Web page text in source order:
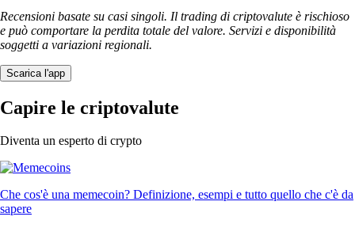
Recensioni basate su casi singoli. Il trading di criptovalute è rischioso
e può comportare la perdita totale del valore. Servizi e disponibilità
soggetti a variazioni regionali.
Scarica l'app
Capire le criptovalute
Diventa un esperto di crypto
Che cos'è una memecoin? Definizione, esempi e tutto quello che c'è da
sapere